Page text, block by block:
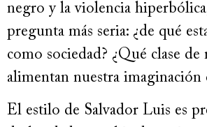
negro y la violencia
pregunta más seria: ¿de qué
como sociedad? ¿Qué clase de
alimentan nuestra imaginación
El estilo de Salvador Luis es